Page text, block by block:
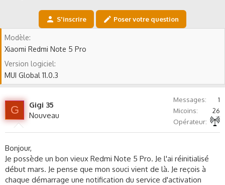
r
d
e
l
a
i
s
c
s
o
e
d
é
b
u
S'inscrire Poser votre question
Modèle
Xiaomi Redmi Note 5 Pro
Version logiciel
MUI Global 11.0.3
G
Gigi 35
Nouveau
Messages
1
Micoins
26
Opérateur
Bonjour,
Je possède un bon vieux Redmi Note 5 Pro. Je l'ai réinitialisé
début mars. Je pense que mon souci vient de là. Je reçois à
chaque démarrage une notification du service d'activation